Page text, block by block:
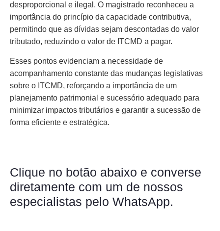
desproporcional e ilegal. O magistrado reconheceu a
importância do princípio da capacidade contributiva,
permitindo que as dívidas sejam descontadas do valor
tributado, reduzindo o valor de ITCMD a pagar.
Esses pontos evidenciam a necessidade de
acompanhamento constante das mudanças legislativas
sobre o ITCMD, reforçando a importância de um
planejamento patrimonial e sucessório adequado para
minimizar impactos tributários e garantir a sucessão de
forma eficiente e estratégica.
Clique no botão abaixo e converse
diretamente com um de nossos
especialistas pelo WhatsApp.